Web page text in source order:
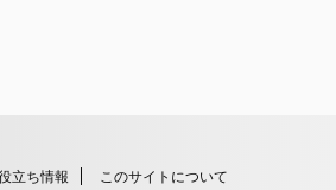
立ち情報 このサイトについて